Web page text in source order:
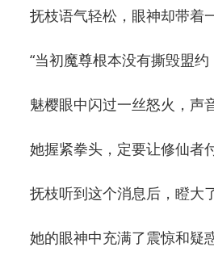
抚枝语气轻松，眼神却带着一
“当初魔尊根本没有撕毁盟约
魅樱眼中闪过一丝怒火，声音
她握紧拳头，定要让修仙者付
抚枝听到这个消息后，瞪大
她的眼神中充满了震惊和疑惑